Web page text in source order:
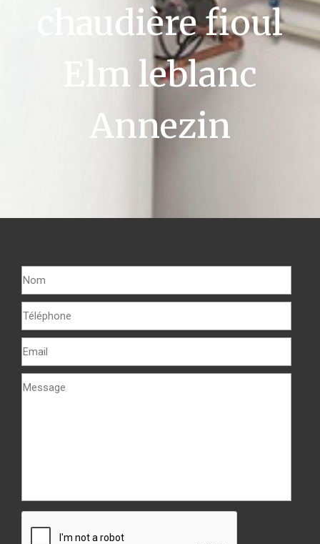
chaudière fioul
Elm leblanc
Annezin